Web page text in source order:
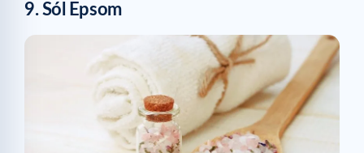
9. Sól Epsom